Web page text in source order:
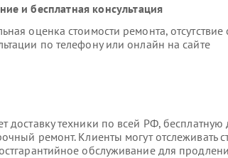
и бесплатная консультация
оценка стоимости ремонта,
по телефону или онлайн на сайте
доставку техники по всей РФ, бесплатную
ремонт. Клиенты могут отслеживать
обслуживание для